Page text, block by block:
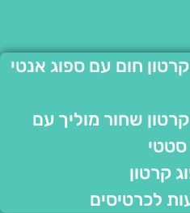
חום עם ספוג אנטי
שחור מוליך עם
קרטון
לכרטיסים